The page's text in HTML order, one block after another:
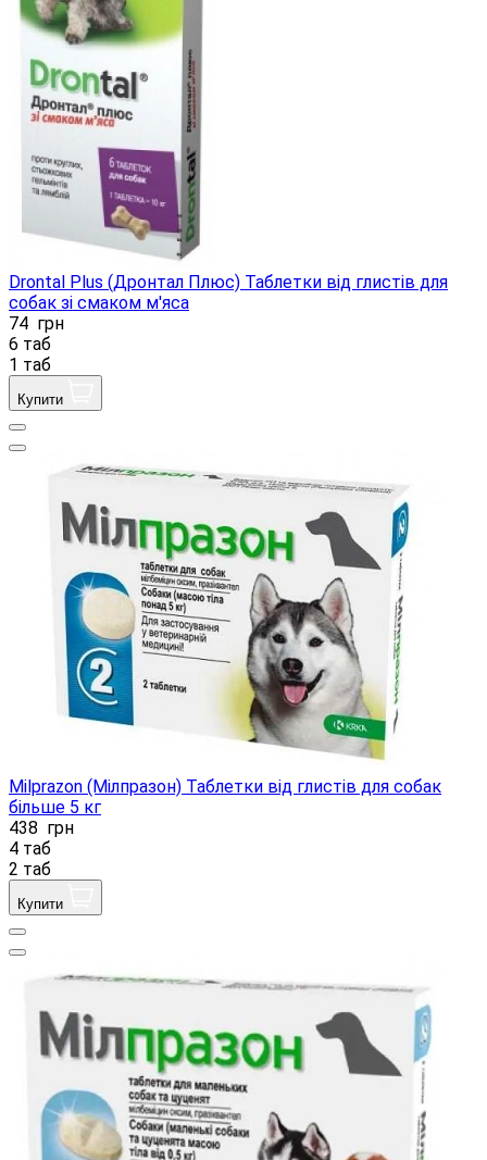
Drontal Plus (Дронтал Плюс) Таблетки від глистів для
собак зі смаком м'яса
74 грн
6 таб
1 таб
Купити
Milprazon (Мілпразон) Таблетки від глистів для собак
більше 5 кг
438 грн
4 таб
2 таб
Купити